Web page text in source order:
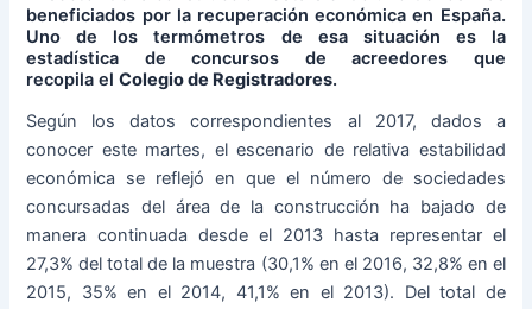
beneficiados por la recuperación económica en España.
Uno de los termómetros de esa situación es la
estadística de concursos de acreedores que
recopila elColegio de Registradores.
Según los datos correspondientes al 2017, dados a
conocer este martes, el escenario de relativa estabilidad
económica se reflejó en que el número de sociedades
concursadas del área de la construcción ha bajado de
manera continuada desde el 2013 hasta representar el
27,3% del total de la muestra (30,1% en el 2016, 32,8% en el
2015, 35% en el 2014, 41,1% en el 2013). Del total de